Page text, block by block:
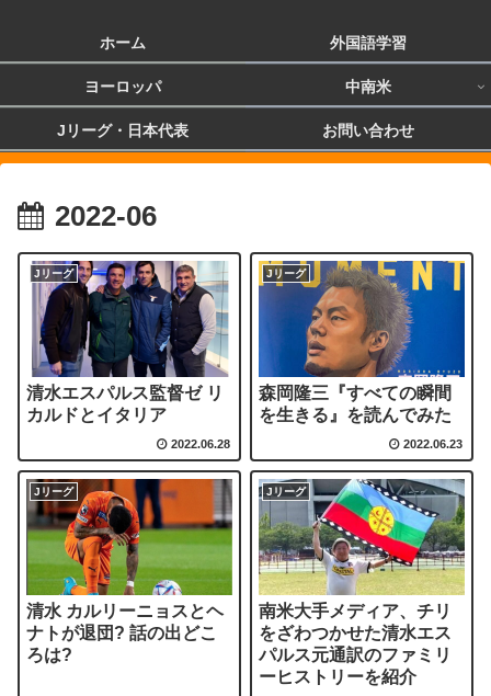
ホーム 外国語学習
ヨーロッパ 中南米
Jリーグ・日本代表 お問い合わせ
2022-06
Jリーグ
清水エスパルス監督ゼ リ
カルドとイタリア
2022.06.28
Jリーグ
森岡隆三『すべての瞬間
を生きる』を読んでみた
2022.06.23
Jリーグ
清水 カルリーニョスとヘ
ナトが退団? 話の出どこ
ろは?
Jリーグ
南米大手メディア、チリ
をざわつかせた清水エス
パルス元通訳のファミリ
ーヒストリーを紹介